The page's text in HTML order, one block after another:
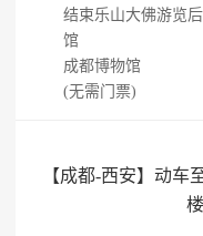
结束乐山大佛游览
馆
成都博物馆
(无需门票)
【成都-西安】动车